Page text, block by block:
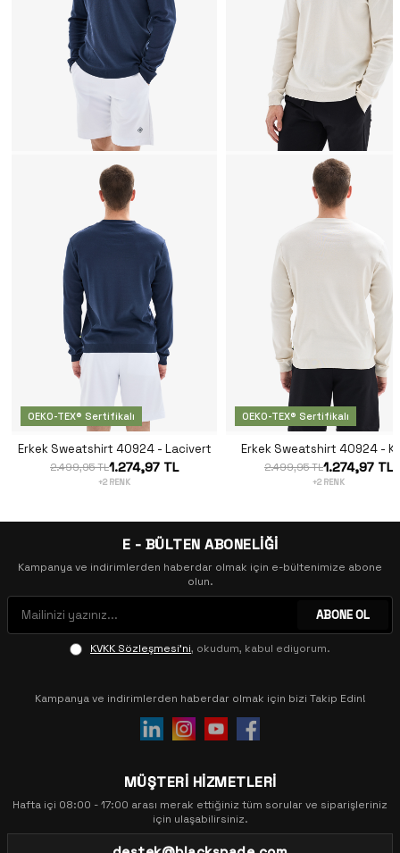
OEKO-TEX® Sertifikalı
Erkek Sweatshirt 40924 - Lacivert
2.499,95 TL1.274,97 TL
+2 RENK
OEKO-TEX® Sertifikalı
Erkek Sweatshirt 40924 -
2.499,95 TL1.274,97 TL
+2 RENK
E - BÜLTEN ABONELİĞİ
Kampanya ve indirimlerden haberdar olmak için e-bültenimize abone
olun.
ABONE OL
KVKK Sözleşmesi'ni, okudum, kabul ediyorum.
Kampanya ve indirimlerden haberdar olmak için bizi Takip Edin!
MÜŞTERİ HİZMETLERİ
Hafta içi 08:00 - 17:00 arası merak ettiğiniz tüm sorular ve siparişleriniz
için ulaşabilirsiniz.